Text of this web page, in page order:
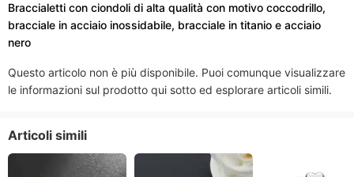
Braccialetti con ciondoli di alta qualità con motivo coccodrillo,
bracciale in acciaio inossidabile, bracciale in titanio e acciaio
nero
Questo articolo non è più disponibile. Puoi comunque visualizzare
le informazioni sul prodotto qui sotto ed esplorare articoli simili.
Articoli simili